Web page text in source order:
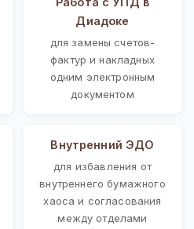
Диадоке
для замены счетов-
фактур и накладных
одним электронным
документом
Внутренний ЭДО
для избавления от
внутреннего бумажного
хаоса и согласования
между отделами